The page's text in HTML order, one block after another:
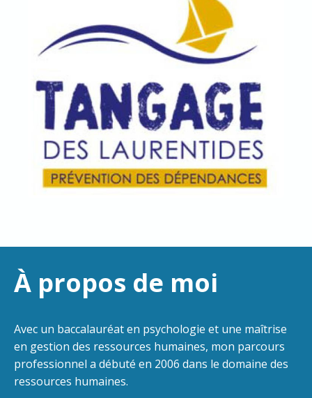
À propos de moi
Avec un baccalauréat en psychologie et une maîtrise
en gestion des ressources humaines, mon parcours
professionnel a débuté en 2006 dans le domaine des
ressources humaines.